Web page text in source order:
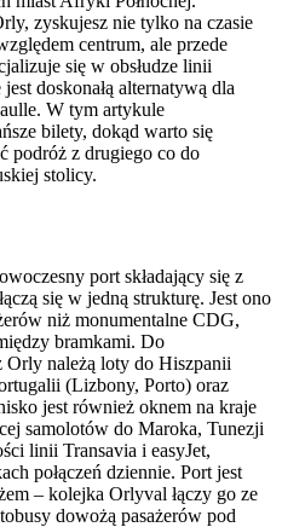
zyskujesz nie tylko na czasie
centrum, ale przede
się w obsłudze linii
doskonałą alternatywą dla
W tym artykule
bilety, dokąd warto się
podróż z drugiego co do
stolicy.
port składający się z
się w jedną strukturę. Jest ono
niż monumentalne CDG,
bramkami. Do
należą loty do Hiszpanii
(Lizbony, Porto) oraz
jest również oknem na kraje
samolotów do Maroka, Tunezji
linii Transavia i easyJet,
połączeń dziennie. Port jest
– kolejka Orlyval łączy go ze
dowożą pasażerów pod